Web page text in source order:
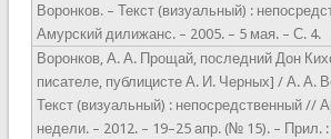
Воронков. – Текст (визуальный) :
Амурский дилижанс. – 2005. – 5 мая. – С. 4.
Воронков, А. А. Прощай, последний Дон
писателе, публицисте А. И. Черных] / А. А.
Текст (визуальный) : непосредственный //
недели. – 2012. – 19–25 апр. (№ 15). – Прил. :